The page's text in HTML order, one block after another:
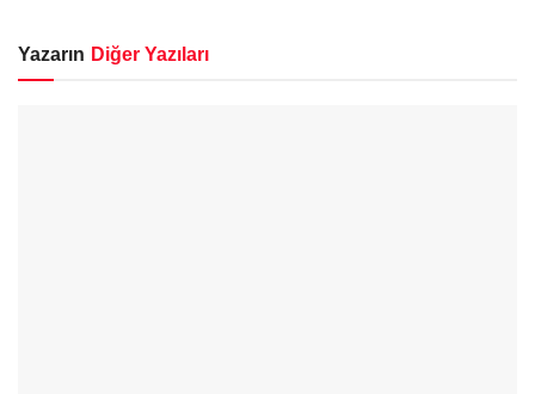
Yazarın Diğer Yazıları